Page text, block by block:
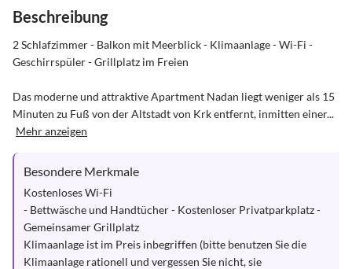
Beschreibung
2 Schlafzimmer - Balkon mit Meerblick - Klimaanlage - Wi-Fi -
Geschirrspüler - Grillplatz im Freien
Das moderne und attraktive Apartment Nadan liegt weniger als 15
Minuten zu Fuß von der Altstadt von Krk entfernt, inmitten einer...
Mehr anzeigen
Besondere Merkmale
Kostenloses Wi-Fi
- Bettwäsche und Handtücher - Kostenloser Privatparkplatz -
Gemeinsamer Grillplatz
Klimaanlage ist im Preis inbegriffen (bitte benutzen Sie die
Klimaanlage rationell und vergessen Sie nicht, sie